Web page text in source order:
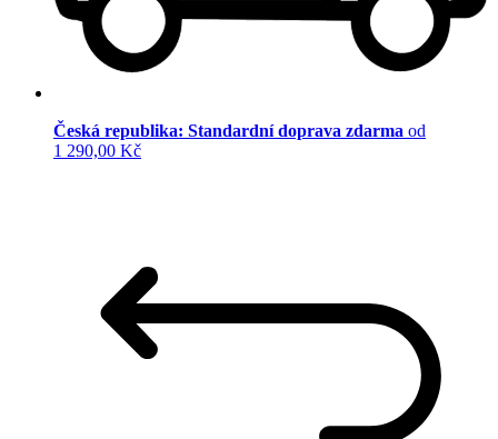
Česká republika: Standardní doprava zdarma od
1 290,00 Kč